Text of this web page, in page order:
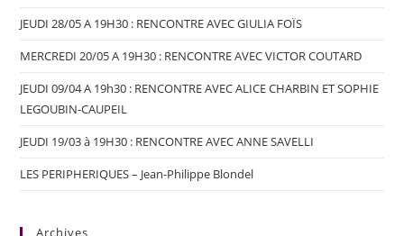
JEUDI 28/05 A 19H30 : RENCONTRE AVEC GIULIA FOÏS
MERCREDI 20/05 A 19H30 : RENCONTRE AVEC VICTOR COUTARD
JEUDI 09/04 A 19h30 : RENCONTRE AVEC ALICE CHARBIN ET SOPHIE
LEGOUBIN-CAUPEIL
JEUDI 19/03 à 19H30 : RENCONTRE AVEC ANNE SAVELLI
LES PERIPHERIQUES – Jean-Philippe Blondel
Archives